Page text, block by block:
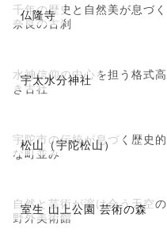
仏隆寺
千年の歴史と自然美が息づく
奈良の古刹
宇太水分神社
水神信仰の中心を担う格式高
き古社
松山（宇陀松山）
宇陀市の伝統が息づく歴史的
な町並み
室生 山上公園 芸術の森
自然と芸術が溶け合う天空の
野外美術館